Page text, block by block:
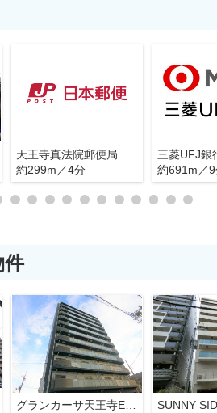
天王寺真法院郵便局
約299m／4分
約691m／
件
グランカーサ天王寺EAST
SUNNY